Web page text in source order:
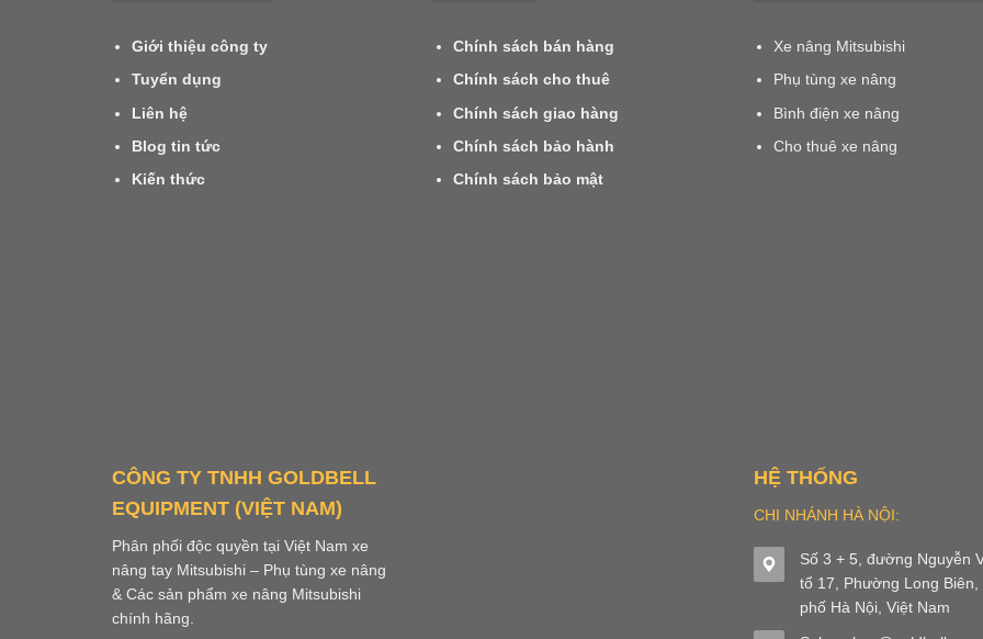
Giới thiệu công ty
Tuyển dụng
Liên hệ
Blog tin tức
Kiến thức
Chính sách bán hàng
Chính sách cho thuê
Chính sách giao hàng
Chính sách bảo hành
Chính sách bảo mật
Xe nâng Mitsubishi
Phụ tùng xe nâng
Bình điện xe nâng
Cho thuê xe nâng
CÔNG TY TNHH GOLDBELL
EQUIPMENT (VIỆT NAM)
Phân phối độc quyền tại Việt Nam xe
nâng tay Mitsubishi – Phụ tùng xe nâng
& Các sản phẩm xe nâng Mitsubishi
chính hãng.
HỆ THỐNG
CHI NHÁNH HÀ NỘI:
Số 3 + 5, đường Nguyễn
tổ 17, Phường Long Biên,
phố Hà Nội, Việt Nam